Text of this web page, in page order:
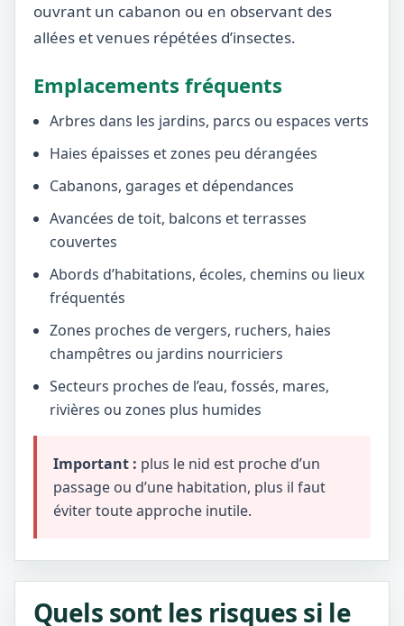
ouvrant un cabanon ou en observant des
allées et venues répétées d’insectes.
Emplacements fréquents
Arbres dans les jardins, parcs ou espaces verts
Haies épaisses et zones peu dérangées
Cabanons, garages et dépendances
Avancées de toit, balcons et terrasses
couvertes
Abords d’habitations, écoles, chemins ou lieux
fréquentés
Zones proches de vergers, ruchers, haies
champêtres ou jardins nourriciers
Secteurs proches de l’eau, fossés, mares,
rivières ou zones plus humides
Important : plus le nid est proche d’un
passage ou d’une habitation, plus il faut
éviter toute approche inutile.
Quels sont les risques si le